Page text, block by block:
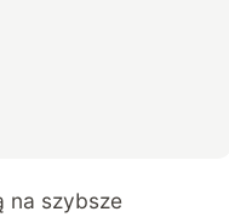
na szybsze